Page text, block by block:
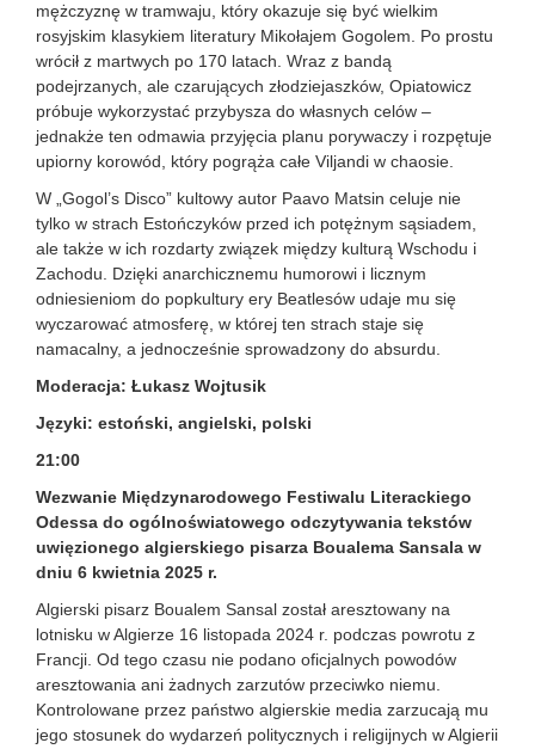
mężczyznę w tramwaju, który okazuje się być wielkim
rosyjskim klasykiem literatury Mikołajem Gogolem. Po prostu
wrócił z martwych po 170 latach. Wraz z bandą
podejrzanych, ale czarujących złodziejaszków, Opiatowicz
próbuje wykorzystać przybysza do własnych celów –
jednakże ten odmawia przyjęcia planu porywaczy i rozpętuje
upiorny korowód, który pogrąża całe Viljandi w chaosie.
W „Gogol’s Disco” kultowy autor Paavo Matsin celuje nie
tylko w strach Estończyków przed ich potężnym sąsiadem,
ale także w ich rozdarty związek między kulturą Wschodu i
Zachodu. Dzięki anarchicznemu humorowi i licznym
odniesieniom do popkultury ery Beatlesów udaje mu się
wyczarować atmosferę, w której ten strach staje się
namacalny, a jednocześnie sprowadzony do absurdu.
Moderacja: Łukasz Wojtusik
Języki: estoński, angielski, polski
21:00
Wezwanie Międzynarodowego Festiwalu Literackiego
Odessa do ogólnoświatowego odczytywania tekstów
uwięzionego algierskiego pisarza Boualema Sansala w
dniu 6 kwietnia 2025 r.
Algierski pisarz Boualem Sansal został aresztowany na
lotnisku w Algierze 16 listopada 2024 r. podczas powrotu z
Francji. Od tego czasu nie podano oficjalnych powodów
aresztowania ani żadnych zarzutów przeciwko niemu.
Kontrolowane przez państwo algierskie media zarzucają mu
jego stosunek do wydarzeń politycznych i religijnych w Algierii